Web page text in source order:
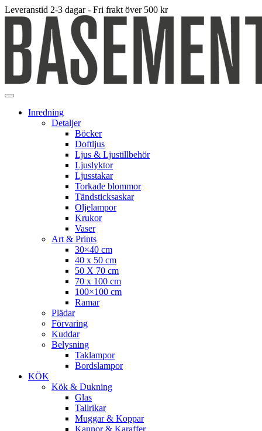
Leveranstid 2-3 dagar - Fri frakt över 500 kr
Inredning
Detaljer
Böcker
Doftljus
Ljus & Ljustillbehör
Ljuslyktor
Ljusstakar
Torkade blommor
Tändsticksaskar
Oljelampor
Krukor
Vaser
Art & Prints
30×40 cm
40 x 50 cm
50 X 70 cm
70 x 100 cm
100×100 cm
Ramar
Plädar
Förvaring
Kuddar
Belysning
Taklampor
Bordslampor
KÖK
Kök & Dukning
Glas
Tallrikar
Muggar & Koppar
Kannor & Karaffer